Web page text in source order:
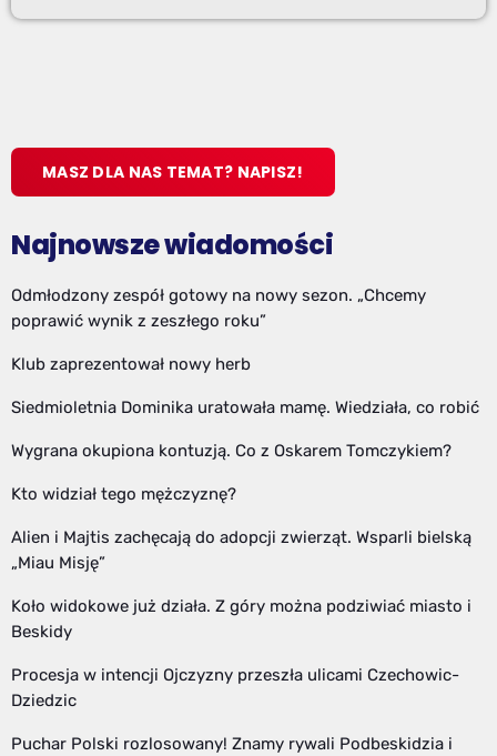
MASZ DLA NAS TEMAT? NAPISZ!
Najnowsze wiadomości
Odmłodzony zespół gotowy na nowy sezon. „Chcemy
poprawić wynik z zeszłego roku”
Klub zaprezentował nowy herb
Siedmioletnia Dominika uratowała mamę. Wiedziała, co robić
Wygrana okupiona kontuzją. Co z Oskarem Tomczykiem?
Kto widział tego mężczyznę?
Alien i Majtis zachęcają do adopcji zwierząt. Wsparli bielską
„Miau Misję”
Koło widokowe już działa. Z góry można podziwiać miasto i
Beskidy
Procesja w intencji Ojczyzny przeszła ulicami Czechowic-
Dziedzic
Puchar Polski rozlosowany! Znamy rywali Podbeskidzia i